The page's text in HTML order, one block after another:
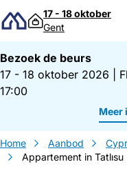
Direct naar inhoud
17 - 18 oktober
Gent
Bezoek de beurs
17 - 18 oktober 2026
17:00
Meer
Home Aanbod
Appartement in Tatlısu